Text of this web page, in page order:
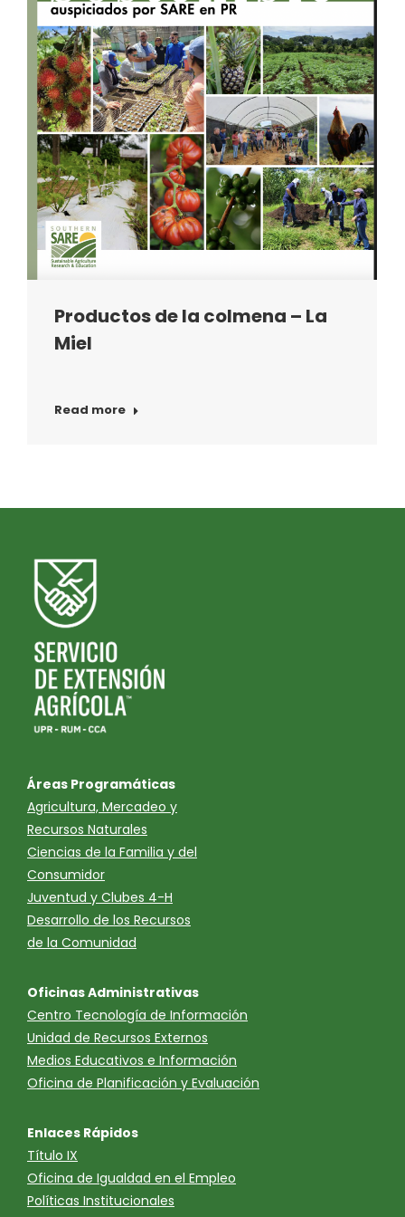
Productos de la colmena – La
Miel
Read more
Áreas Programáticas
Agricultura, Mercadeo y
Recursos Naturales
Ciencias de la Familia y del
Consumidor
Juventud y Clubes 4-H
Desarrollo de los Recursos
de la Comunidad
Oficinas Administrativas
Centro Tecnología de Información
Unidad de Recursos Externos
Medios Educativos e Información
Oficina de Planificación y Evaluación
Enlaces Rápidos
Título IX
Oficina de Igualdad en el Empleo
Políticas Institucionales